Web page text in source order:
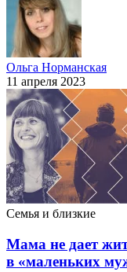
Ольга Норманская
11 апреля 2023
Семья и близкие
Мама не дает
в «маленьких